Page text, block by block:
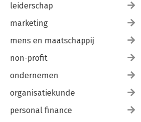
leiderschap
marketing
mens en maatschappij
non-profit
ondernemen
organisatiekunde
personal finance